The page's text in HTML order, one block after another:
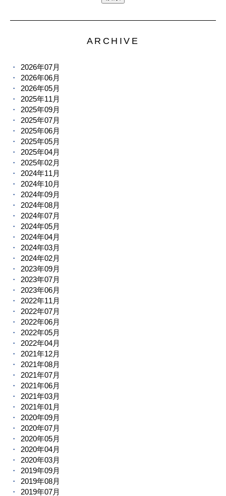
ARCHIVE
2026年07月
2026年06月
2026年05月
2025年11月
2025年09月
2025年07月
2025年06月
2025年05月
2025年04月
2025年02月
2024年11月
2024年10月
2024年09月
2024年08月
2024年07月
2024年05月
2024年04月
2024年03月
2024年02月
2023年09月
2023年07月
2023年06月
2022年11月
2022年07月
2022年06月
2022年05月
2022年04月
2021年12月
2021年08月
2021年07月
2021年06月
2021年03月
2021年01月
2020年09月
2020年07月
2020年05月
2020年04月
2020年03月
2019年09月
2019年08月
2019年07月